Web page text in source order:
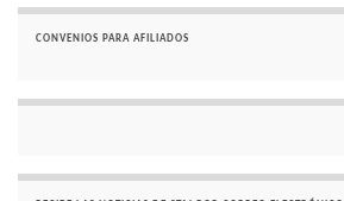
CONVENIOS PARA AFILIADOS